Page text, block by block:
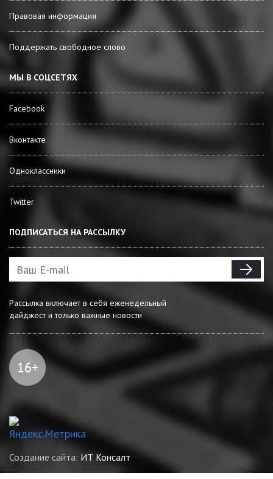
Правовая информация
Поддержать свободное слово
МЫ В СОЦСЕТЯХ
Facebook
Вконтакте
Одноклассники
Twitter
ПОДПИСАТЬСЯ НА РАССЫЛКУ
Рассылка включает в себя еженедельный
дайджест и только важные новости
Создание сайта: ИТ Консалт